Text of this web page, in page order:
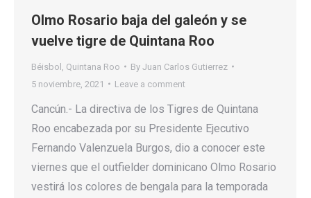
Olmo Rosario baja del galeón y se
vuelve tigre de Quintana Roo
Béisbol Quintana Roo By Juan Carlos Gutierrez
5 noviembre, 2021
Leave a comment
Cancún.- La directiva de los Tigres de Quintana
Roo encabezada por su Presidente Ejecutivo
Fernando Valenzuela Burgos, dio a conocer este
viernes que el outfielder dominicano Olmo Rosario
vestirá los colores de bengala para la temporada